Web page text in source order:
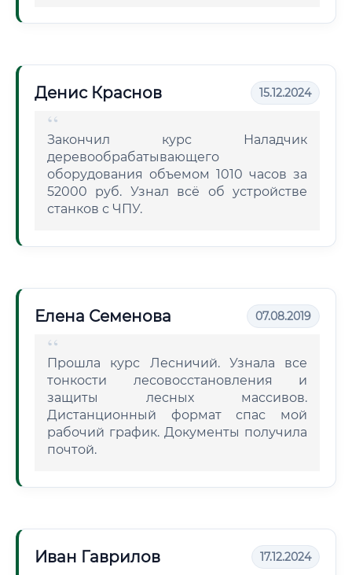
Денис Краснов 15.12.2024
Закончил курс Наладчик
деревообрабатывающего
оборудования объемом 1010 часов за
52000 руб. Узнал всё об устройстве
станков с ЧПУ.
Елена Семенова 07.08.2019
Прошла курс Лесничий. Узнала все
тонкости лесовосстановления и
защиты лесных массивов.
Дистанционный формат спас мой
рабочий график. Документы получила
почтой.
Иван Гаврилов 17.12.2024